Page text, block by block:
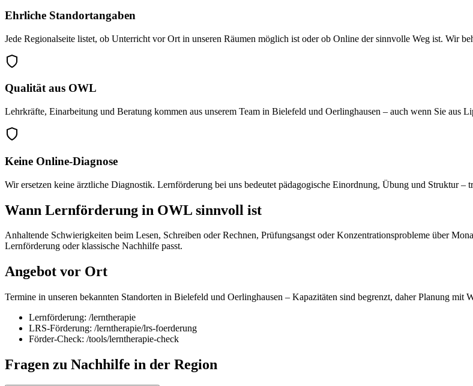
Ehrliche Standortangaben
Jede Regionalseite listet, ob Unterricht vor Ort in unseren Räumen möglich ist oder ob Online der sinnvolle Weg ist. Wir
Qualität aus OWL
Lehrkräfte, Einarbeitung und Beratung kommen aus unserem Team in Bielefeld und Oerlinghausen – auch wenn Sie aus
Keine Online-Diagnose
Wir ersetzen keine ärztliche Diagnostik. Lernförderung bei uns bedeutet pädagogische Einordnung, Übung und Struktur –
Wann Lernförderung in OWL sinnvoll ist
Anhaltende Schwierigkeiten beim Lesen, Schreiben oder Rechnen, Prüfungsangst oder Konzentrationsprobleme über
Lernförderung oder klassische Nachhilfe passt.
Angebot vor Ort
Termine in unseren bekannten Standorten in Bielefeld und Oerlinghausen – Kapazitäten sind begrenzt, daher Planung mit
Lernförderung: /lerntherapie
LRS-Förderung: /lerntherapie/lrs-foerderung
Förder-Check: /tools/lerntherapie-check
Fragen zu Nachhilfe in der Region